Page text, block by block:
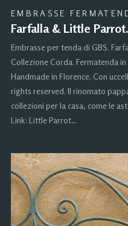
EMBRASSE
Farfalla & Little
Embrasse per tenda di GBS.
Collezione Corda. Fermatenda
Handmade in Florence. Con
rights reserved. Il rinomato
collezioni per la casa, come le
Link: Little Parrot…